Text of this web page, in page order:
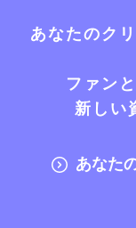
あなたのク
ファン
新しい
あなた